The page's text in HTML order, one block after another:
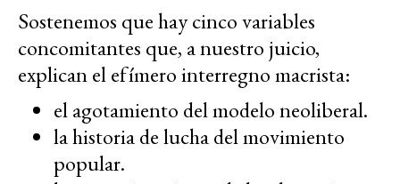
Sostenemos que hay cinco variables
concomitantes que, a nuestro juicio,
explican el efímero interregno macrista:
el agotamiento del modelo neoliberal.
la historia de lucha del movimiento
popular.